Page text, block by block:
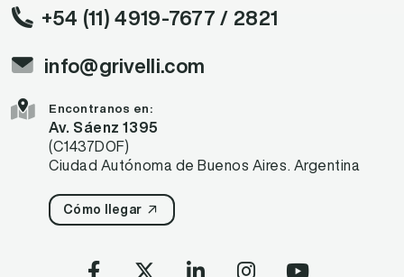
+54 (11) 4919-7677 / 2821
info@grivelli.com
Encontranos en:
Av. Sáenz 1395
(C1437DOF)
Ciudad Autónoma de Buenos Aires. Argentina
Cómo llegar